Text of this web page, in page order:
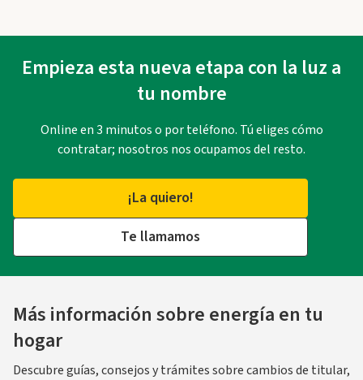
Empieza esta nueva etapa con la luz a
tu nombre
Online en 3 minutos o por teléfono. Tú eliges cómo
contratar; nosotros nos ocupamos del resto.
¡La quiero!
Te llamamos
Más información sobre energía en tu
hogar
Descubre guías, consejos y trámites sobre cambios de titular,